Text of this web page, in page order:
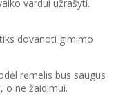
vardui užrašyti.
dovanoti gimimo
rėmelis bus saugus
o ne žaidimui.